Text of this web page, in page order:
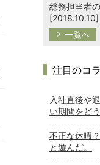
総務担当者
[2018.10.10]
一覧へ
注目のコ
入社直後や
い期間をど
不正な休暇
と遊んだ。